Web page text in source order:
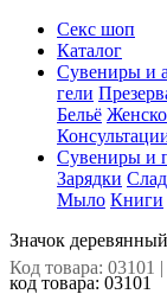
Секс шоп
Каталог
Сувениры и
гели
Бельё
Сувениры и
Зарядки
Мыло Книги
Значок
Код товара: 03101
код товара: 03101